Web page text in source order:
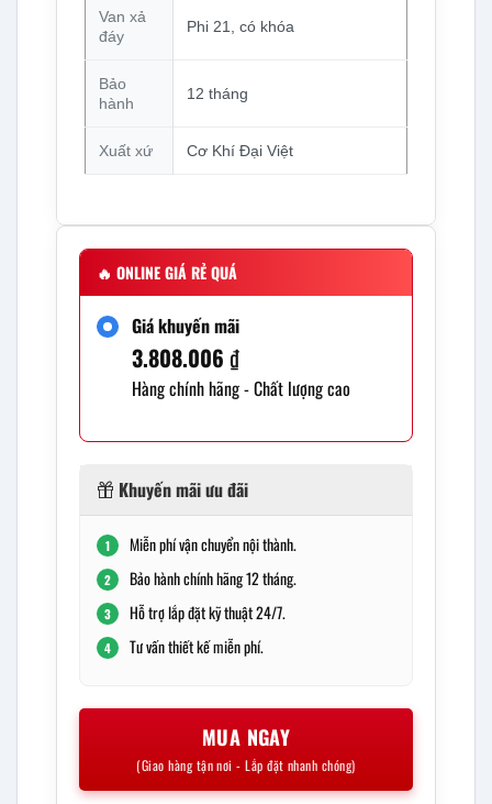
Van xả
đáy
Phi 21, có khóa
Bảo
hành
12 tháng
Xuất xứ Cơ Khí Đại Việt
🔥 ONLINE GIÁ RẺ QUÁ
Giá khuyến mãi
3.808.006 ₫
Hàng chính hãng - Chất lượng cao
Khuyến mãi ưu đãi
1 Miễn phí vận chuyển nội thành.
2 Bảo hành chính hãng 12 tháng.
3 Hỗ trợ lắp đặt kỹ thuật 24/7.
4 Tư vấn thiết kế miễn phí.
MUA NGAY
(Giao hàng tận nơi - Lắp đặt nhanh chóng)